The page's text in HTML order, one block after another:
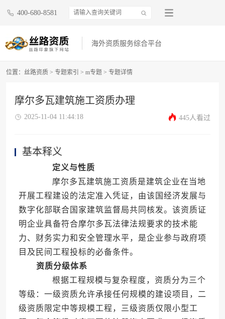
400-680-8581
海外资质服务综合平台
位置： 丝路资质 > 专题索引 > m专题 > 专题详情
摩尔多瓦建筑施工资质办理
2025-11-04 11:44:18 445人看过
基本释义
定义与性质
摩尔多瓦建筑施工资质是建筑企业在当地
开展工程建设的法定准入凭证，由该国经济发展与
数字化部联合国家建筑监督局共同核发。该资质证
明企业具备符合摩尔多瓦法律法规要求的技术能
力、财务实力和安全管理水平，是企业参与政府项
目及民间工程投标的必备条件。
资质分级体系
根据工程规模与复杂程度，资质分为三个
等级：一级资质允许承接任何规模的建设项目，二
级资质限定中等规模工程，三级资质仅限小型工